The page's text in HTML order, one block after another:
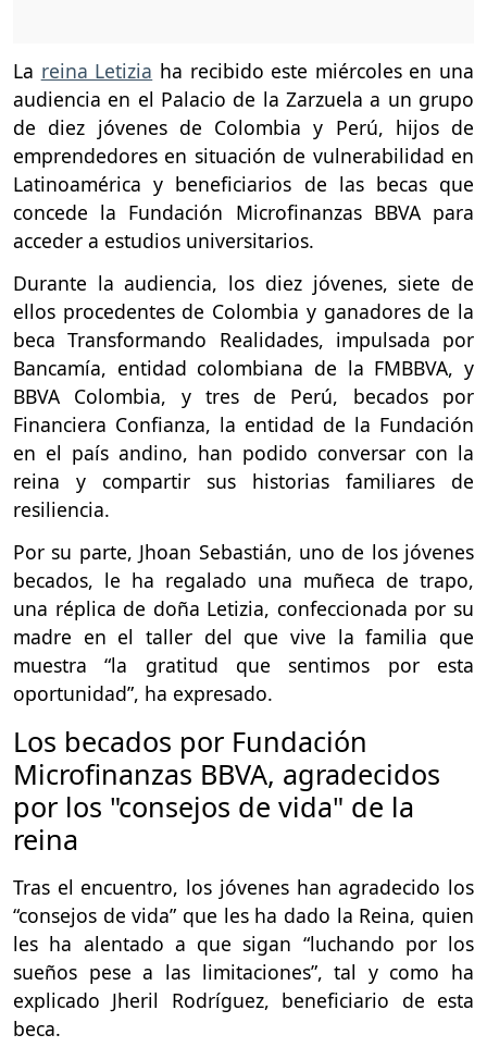
La reina Letizia ha recibido este miércoles en una
audiencia en el Palacio de la Zarzuela a un grupo
de diez jóvenes de Colombia y Perú, hijos de
emprendedores en situación de vulnerabilidad en
Latinoamérica y beneficiarios de las becas que
concede la Fundación Microfinanzas BBVA para
acceder a estudios universitarios.
Durante la audiencia, los diez jóvenes, siete de
ellos procedentes de Colombia y ganadores de la
beca Transformando Realidades, impulsada por
Bancamía, entidad colombiana de la FMBBVA, y
BBVA Colombia, y tres de Perú, becados por
Financiera Confianza, la entidad de la Fundación
en el país andino, han podido conversar con la
reina y compartir sus historias familiares de
resiliencia.
Por su parte, Jhoan Sebastián, uno de los jóvenes
becados, le ha regalado una muñeca de trapo,
una réplica de doña Letizia, confeccionada por su
madre en el taller del que vive la familia que
muestra “la gratitud que sentimos por esta
oportunidad”, ha expresado.
Los becados por Fundación
Microfinanzas BBVA, agradecidos
por los "consejos de vida" de la
reina
Tras el encuentro, los jóvenes han agradecido los
“consejos de vida” que les ha dado la Reina, quien
les ha alentado a que sigan “luchando por los
sueños pese a las limitaciones”, tal y como ha
explicado Jheril Rodríguez, beneficiario de esta
beca.